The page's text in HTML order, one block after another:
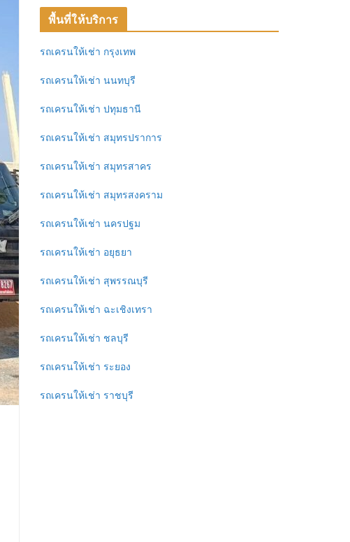
พื้นที่ให้บริการ
รถเครนให้เช่า กรุงเทพ
รถเครนให้เช่า นนทบุรี
รถเครนให้เช่า ปทุมธานี
รถเครนให้เช่า สมุทรปราการ
รถเครนให้เช่า สมุทรสาคร
รถเครนให้เช่า สมุทรสงคราม
รถเครนให้เช่า นครปฐม
รถเครนให้เช่า อยุธยา
รถเครนให้เช่า สุพรรณบุรี
รถเครนให้เช่า ฉะเชิงเทรา
รถเครนให้เช่า ชลบุรี
รถเครนให้เช่า ระยอง
รถเครนให้เช่า ราชบุรี